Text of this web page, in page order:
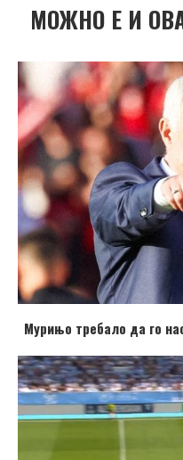
МОЖНО Е И
Мурињо требало да го